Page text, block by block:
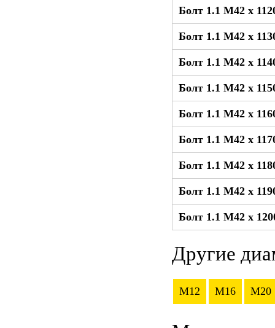
Болт 1.1 М42 x
Болт 1.1 М42 x
Болт 1.1 М42 x
Болт 1.1 М42 x
Болт 1.1 М42 x
Болт 1.1 М42 x
Болт 1.1 М42 x
Болт 1.1 М42 x
Болт 1.1 М42 x
Другие
M12 M16 M20